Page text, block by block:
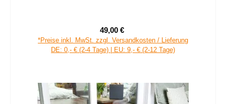
Verkaufspreis:
49,00 €
*Preise inkl. MwSt. zzgl. Versandkosten / Lieferung
DE: 0,- € (2-4 Tage) | EU: 9,- € (2-12 Tage)